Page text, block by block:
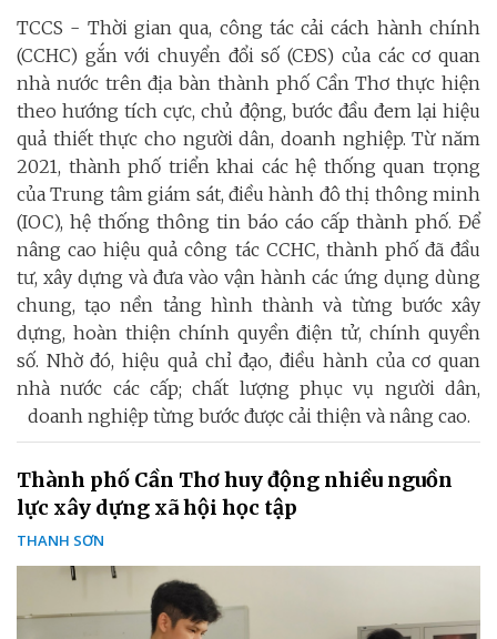
TCCS - Thời gian qua, công tác cải cách hành chính
(CCHC) gắn với chuyển đổi số (CĐS) của các cơ quan
nhà nước trên địa bàn thành phố Cần Thơ thực hiện
theo hướng tích cực, chủ động, bước đầu đem lại hiệu
quả thiết thực cho người dân, doanh nghiệp. Từ năm
2021, thành phố triển khai các hệ thống quan trọng
của Trung tâm giám sát, điều hành đô thị thông minh
(IOC), hệ thống thông tin báo cáo cấp thành phố. Để
nâng cao hiệu quả công tác CCHC, thành phố đã đầu
tư, xây dựng và đưa vào vận hành các ứng dụng dùng
chung, tạo nền tảng hình thành và từng bước xây
dựng, hoàn thiện chính quyền điện tử, chính quyền
số. Nhờ đó, hiệu quả chỉ đạo, điều hành của cơ quan
nhà nước các cấp; chất lượng phục vụ người dân,
doanh nghiệp từng bước được cải thiện và nâng cao.
Thành phố Cần Thơ huy động nhiều nguồn
lực xây dựng xã hội học tập
THANH SƠN